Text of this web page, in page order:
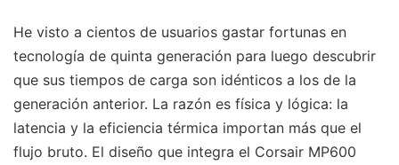
He visto a cientos de usuarios gastar fortunas en
tecnología de quinta generación para luego descubrir
que sus tiempos de carga son idénticos a los de la
generación anterior. La razón es física y lógica: la
latencia y la eficiencia térmica importan más que el
flujo bruto. El diseño que integra el Corsair MP600